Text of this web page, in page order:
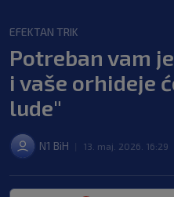
EFEKTAN TRIK
Potreban vam
i vaše orhideje
lude"
N1 BiH 13. maj. 2026. 16:29